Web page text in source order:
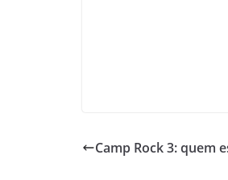
Camp Rock 3: quem